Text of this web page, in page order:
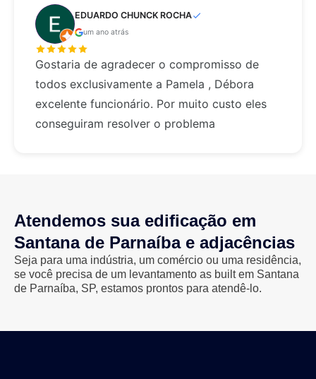
EDUARDO CHUNCK ROCHA
um ano atrás
Gostaria de agradecer o compromisso de
todos exclusivamente a Pamela , Débora
excelente funcionário. Por muito custo eles
conseguiram resolver o problema
Atendemos sua edificação em
Santana de Parnaíba e adjacências
Seja para uma indústria, um comércio ou uma residência,
se você precisa de um levantamento as built em Santana
de Parnaíba, SP, estamos prontos para atendê-lo.